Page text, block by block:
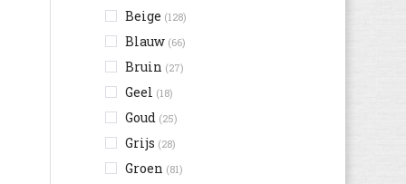
Beige (128)
Blauw (66)
Bruin (27)
Geel (18)
Goud (25)
Grijs (28)
Groen (81)